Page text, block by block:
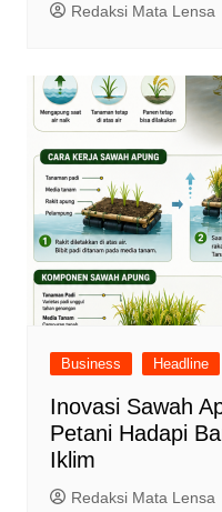
Redaksi Mata Lensa
Business Headline
Inovasi Sawah
Petani Hadapi
Iklim
Redaksi Mata Lensa